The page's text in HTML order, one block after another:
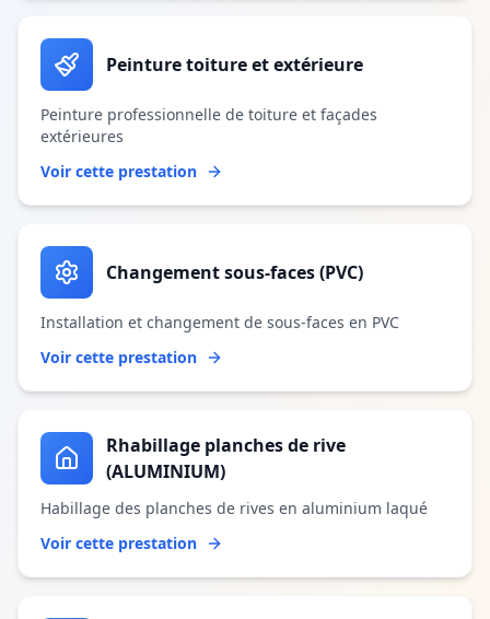
Peinture toiture et extérieure
Peinture professionnelle de toiture et façades
extérieures
Voir cette prestation
Changement sous-faces (PVC)
Installation et changement de sous-faces en PVC
Voir cette prestation
Rhabillage planches de rive
(ALUMINIUM)
Habillage des planches de rives en aluminium laqué
Voir cette prestation